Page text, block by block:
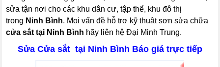
sửa tận nơi cho các khu dân cư, tập thể, khu đô thị
trong Ninh Bình. Mọi vấn đề hỗ trợ kỹ thuật sơn sửa chữa
cửa sắt tại Ninh Bình hãy liên hệ Đại Minh Trung.
Sửa Cửa sắt tại Ninh Bình Báo giá trực tiếp